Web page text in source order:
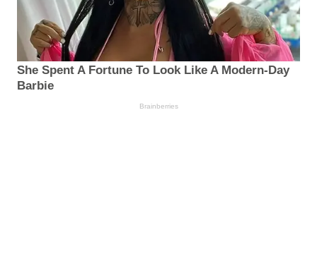
She Spent A Fortune To Look Like A Modern-Day
Barbie
Brainberries